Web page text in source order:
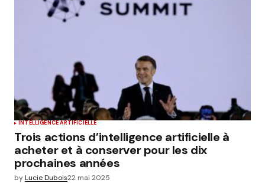
INTELLIGENCE ARTIFICIELLE
Trois actions d’intelligence artificielle à
acheter et à conserver pour les dix
prochaines années
byLucie Dubois22 mai 2025